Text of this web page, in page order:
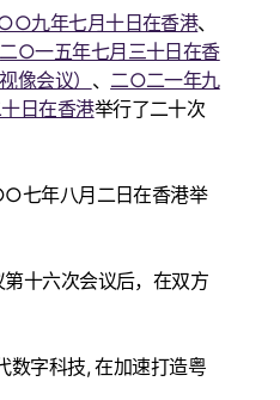
九年七月十日在香港、
二○一五年七月三十日在香
像会议） 、 二○二一年九
日在香港举行了二十次
七年八月二日在香港举
十六次会议后，在双方
数字科技, 在加速打造粤